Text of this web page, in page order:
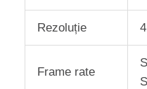
Rezoluție
Frame rate